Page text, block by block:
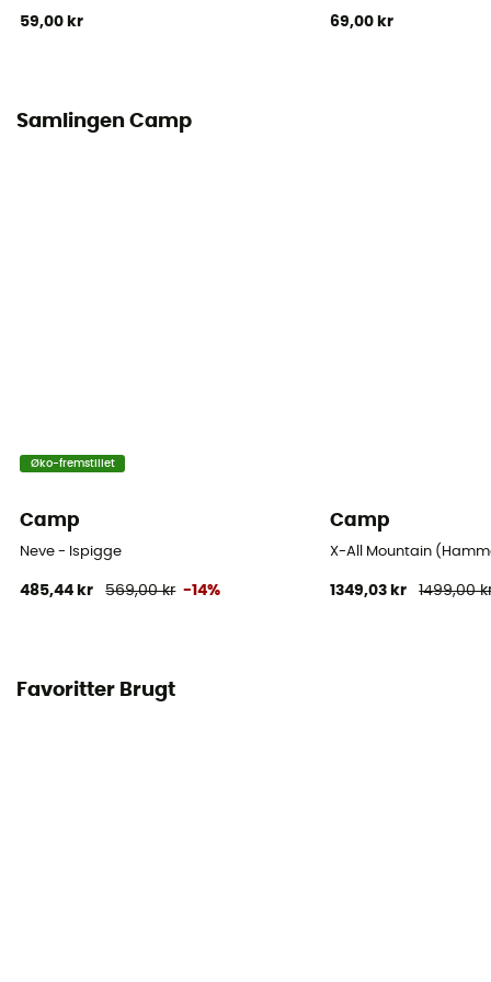
59,00 kr 69,00 kr
Samlingen Camp
Øko-fremstillet
Camp
Neve - Ispigge
485,44 kr 569,00 kr -14%
Camp
X-All Mountain
1349,03 kr 1499,00
Favoritter Brugt